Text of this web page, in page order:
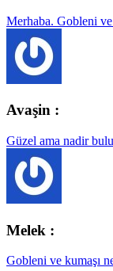
Merhaba. Gobleni
Avaşin :
Güzel ama nadir
Melek :
Gobleni ve kumaşı